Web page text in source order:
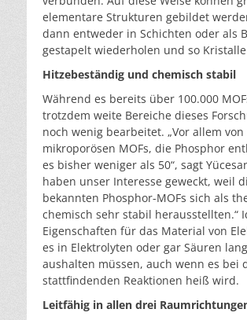
elementare Strukturen gebildet
dann entweder in Schichten oder als
gestapelt wiederholen und so
Hitzebeständig und chemisch stabil
Während es bereits über 100.000
trotzdem weite Bereiche dieses
noch wenig bearbeitet. „Vor allem von
mikroporösen MOFs, die Phosphor
es bisher weniger als 50“, sagt
haben unser Interesse geweckt, weil
bekannten Phosphor-MOFs sich als
chemisch sehr stabil herausstellten.“
Eigenschaften für das Material von
es in Elektrolyten oder gar Säuren
aushalten müssen, auch wenn es bei
stattfindenden Reaktionen heiß wird.
Leitfähig in allen drei